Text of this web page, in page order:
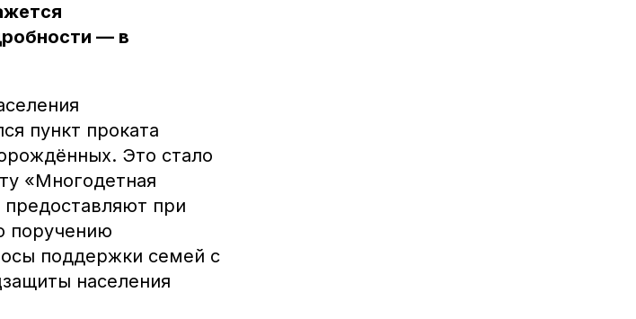
— в
пункт проката
Это стало
«Многодетная
при
поручению
поддержки семей с
населения